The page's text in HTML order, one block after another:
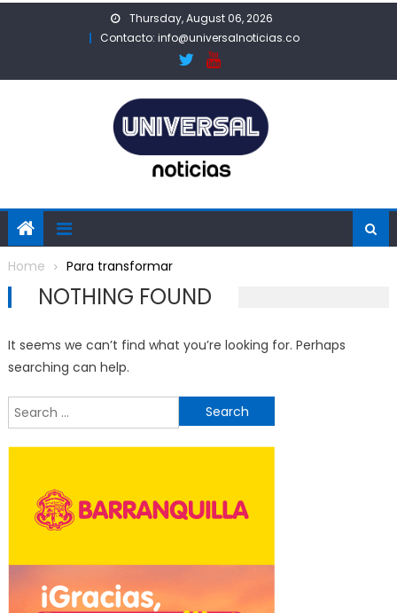
Thursday, August 06, 2026
Contacto: info@universalnoticias.co
Home Para transformar
NOTHING FOUND
It seems we can’t find what you’re looking for. Perhaps
searching can help.
for: